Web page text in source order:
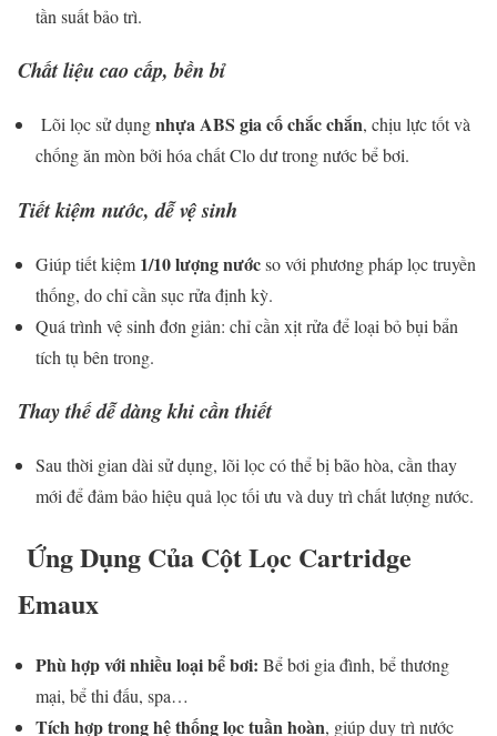
tần suất bảo trì.
Chất liệu cao cấp, bền bỉ
Lõi lọc sử dụngnhựa ABS gia cố chắc chắn, chịu lực tốt và
chống ăn mòn bởi hóa chất Clo dư trong nước bể bơi.
Tiết kiệm nước, dễ vệ sinh
Giúp tiết kiệm 1/10 lượng nướcso với phương pháp lọc truyền
thống, do chỉ cần sục rửa định kỳ.
Quá trình vệ sinh đơn giản: chỉ cần xịt rửa để loại bỏ bụi bẩn
tích tụ bên trong.
Thay thế dễ dàng khi cần thiết
Sau thời gian dài sử dụng, lõi lọc có thể bị bão hòa, cần thay
mới để đảm bảo hiệu quả lọc tối ưu và duy trì chất lượng nước.
Ứng Dụng Của Cột Lọc Cartridge
Emaux
Phù hợp với nhiều loại bể bơi: Bể bơi gia đình, bể thương
mại, bể thi đấu, spa…
Tích hợp trong hệ thống lọc tuần hoàn, giúp duy trì nước